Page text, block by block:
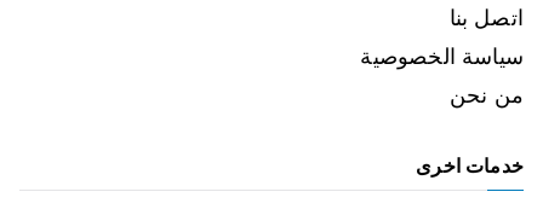
اتصل بنا
سياسة الخصوصية
من نحن
خدمات اخرى